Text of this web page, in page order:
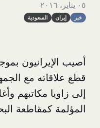
٠٥ يناير، ٢٠١٦
خبر إيران السعودية
أصيب الإيرانيون
قطع علاقاته مع
إلى زاويا مكاتبهم
المؤلمة كمقاطعة